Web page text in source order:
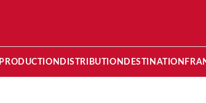
PRODUCTION DISTRIBUTION DESTINATION